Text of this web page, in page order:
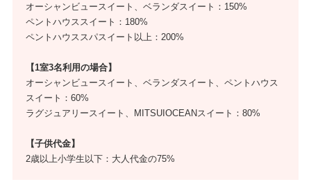
オーシャンビュースイート、ベランダスイート：150%
ペントハウススイート：180%
ペントハウススパスイート以上：200%
【1室3名利用の場合】
オーシャンビュースイート、ベランダスイート、ペントハウス
スイート：60%
ラグジュアリースイート、MITSUIOCEANスイート：80%
【子供代金】
2歳以上小学生以下：大人代金の75%